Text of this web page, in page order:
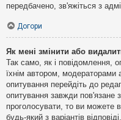
передбачено, зв'яжіться з
Догори
Як мені змінити або
Так само, як і повідомлення,
їхнім автором, модераторами
опитування перейдіть до
опитування завжди пов'язане
проголосувати, то ви можете
будь-який з варіантів